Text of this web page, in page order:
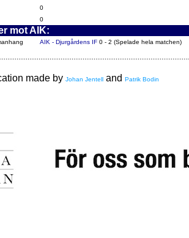
0
0
mot AIK:
AIK - Djurgårdens IF 0 - 2 (Spelade hela matchen)
made by Johan Jentell and Patrik Bodin